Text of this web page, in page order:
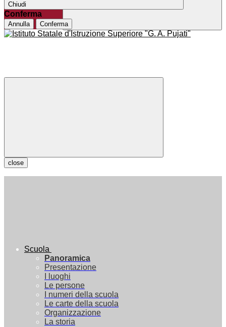
Chiudi
Conferma
Annulla Conferma
close
Scuola
Panoramica
Presentazione
I luoghi
Le persone
I numeri della scuola
Le carte della scuola
Organizzazione
La storia